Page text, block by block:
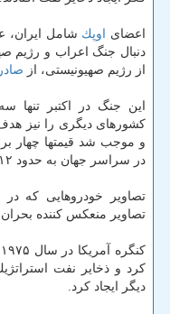
اعضای اوپك شامل ایران،
از رژیم صهیونیستی، از
این جنگ در اكتبر تنها
و موجب شد قیمتها چهار
در سراسر جهان به حدود ۱۲ دلار افزایش پیدا كند.
تصاویر خودروهایی كه
تصاویر منعكس كننده بحران
كرد و ذخایر نفت
دیگر ایجاد كرد.